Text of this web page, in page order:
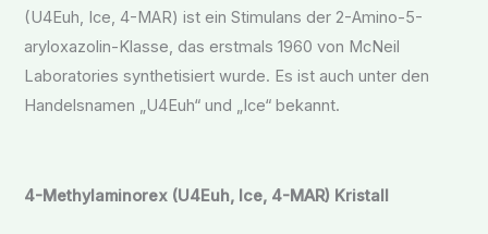
(U4Euh, Ice, 4-MAR) ist ein Stimulans der 2-Amino-5-
aryloxazolin-Klasse, das erstmals 1960 von McNeil
Laboratories synthetisiert wurde. Es ist auch unter den
Handelsnamen „U4Euh“ und „Ice“ bekannt.
4-Methylaminorex (U4Euh, Ice, 4-MAR) Kristall